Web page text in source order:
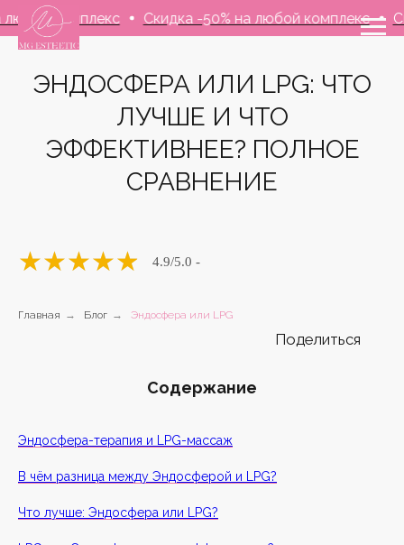
Скидка -50% на любой комплекс Скидка -
ЛУЧШЕ И ЧТО
ЭФФЕКТИВНЕЕ? ПОЛНОЕ
СРАВНЕНИЕ
★★★★★ 4.9/5.0 -
Главная → Блог → Эндосфера или LPG
Содержание
Эндосфера-терапия и LPG-массаж
В чём разница между Эндосферой и LPG?
Что лучше: Эндосфера или LPG?